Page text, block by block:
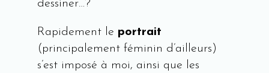
dessiner…?
Rapidement le portrait
(principalement féminin d’ailleurs)
s’est imposé à moi, ainsi que les